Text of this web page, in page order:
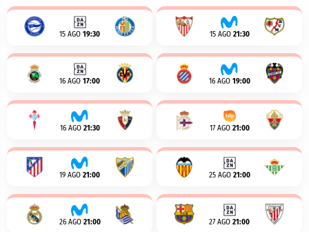
15 AGO 19:30 15 AGO 21:30
16 AGO 17:00 16 AGO 19:00
16 AGO 21:30 17 AGO 21:00
19 AGO 21:00 25 AGO 21:00
26 AGO 21:00 27 AGO 21:00